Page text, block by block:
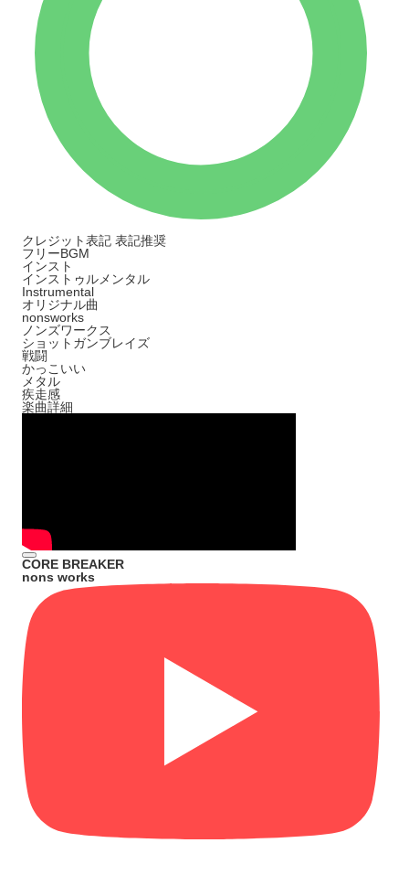
クレジット表記 表記推奨
フリーBGM
インスト
インストゥルメンタル
Instrumental
オリジナル曲
nonsworks
ノンズワークス
ショットガンブレイズ
戦闘
かっこいい
メタル
疾走感
楽曲詳細
CORE BREAKER
nons works